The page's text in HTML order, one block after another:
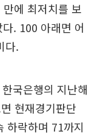
에 최저치를 보
. 100 아래면 어
다.
국은행의 지난해
현재경기판단
하락하며 71까지